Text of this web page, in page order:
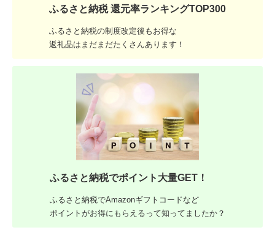
ふるさと納税 還元率ランキングTOP300
ふるさと納税の制度改定後もお得な
返礼品はまだまだたくさんあります！
ふるさと納税でポイント大量GET！
ふるさと納税でAmazonギフトコードなど
ポイントがお得にもらえるって知ってましたか？